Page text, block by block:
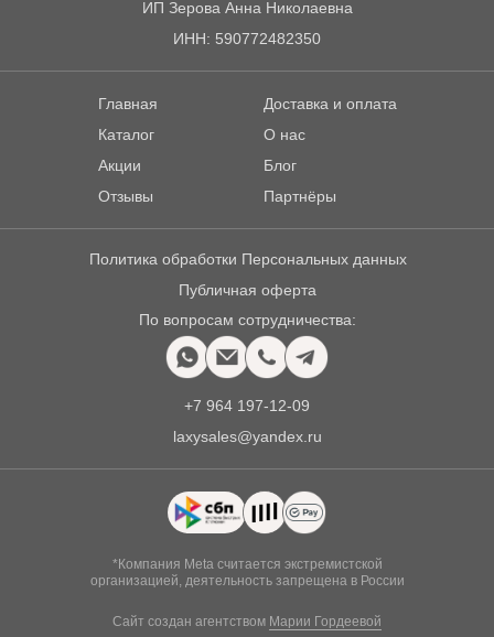
ИП Зерова Анна Николаевна
ИНН: 590772482350
Главная
Каталог
Акции
Отзывы
Доставка и оплата
О нас
Блог
Партнёры
Политика обработки Персональных данных
Публичная оферта
По вопросам сотрудничества:
*Компания Meta считается экстремистской
организацией, деятельность запрещена в России
Сайт создан агентством Марии Гордеевой
+7 964 197-12-09
laxysales@yandex.ru